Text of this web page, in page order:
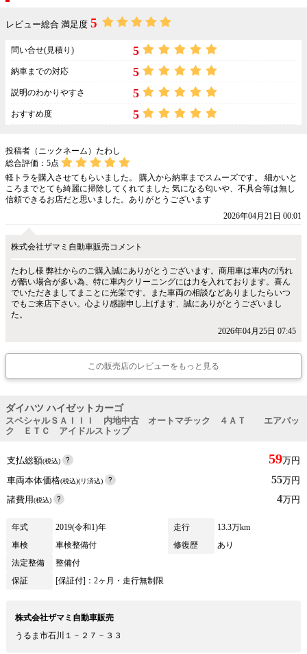
レビュー総合 満足度 5
問い合せ(見積り) 5
納車までの対応 5
説明のわかりやすさ 5
おすすめ度 5
投稿者（ニックネーム）たわし
総合評価： 5点
軽トラを購入させてもらいました。 購入から納車までスムーズです。 細かいと
ころまでとても綺麗に掃除してくれてました 気になる匂いや、不具合等は無し
信頼できるお店だと思いました。ありがとうございます
2026年04月21日 00:01
株式会社ザマミ自動車販売コメント
たわし様 弊社からのご購入誠にありがとうございます。商用車は車内の汚れ
が酷い場合が多い為、特に車内クリーニングには力を入れております。喜ん
でいただきましてまことに光栄です。また車両の相談などありましたらいつ
でもご来店下さい。心より感謝申し上げます、誠にありがとうございまし
た。
2026年04月25日 07:45
この販売店のレビューをもっと見る
ダイハツ ハイゼットカーゴ
スペシャルＳＡＩＩＩ 内地中古 オートマチック ４ＡＴ エアバッ
ク ＥＴＣ アイドルストップ
支払総額(税込) 59万円
車両本体価格(税込)(リ済込) 55万円
諸費用(税込) 4万円
年式 2019(令和1)年 走行
13.3万km
車検
車検整備付 修復歴
あり
法定整備
整備付
保証
[保証付]：2ヶ月・走行無制限
株式会社ザマミ自動車販売
うるま市石川１－２７－３３